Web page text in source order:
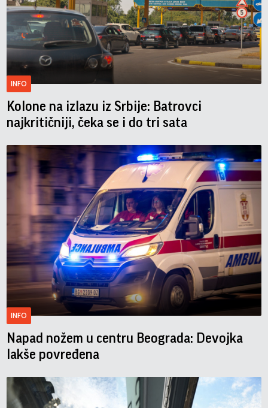
INFO
Kolone na izlazu iz Srbije: Batrovci
najkritičniji, čeka se i do tri sata
INFO
Napad nožem u centru Beograda: Devojka
lakše povređena